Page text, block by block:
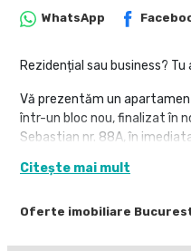
Oferte imobiliare
WhatsApp
Rezidențial sau business? Tu
Vă prezentăm un
într-un bloc nou, finalizat în
Sebastian nr. 88A, în
proprietate modernă,
cabinet etc.).
Ce oferă apartamentul:
Citește mai mult